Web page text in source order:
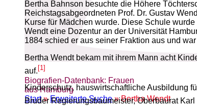
Biografien-Datenbank: Frauen
aus Hamburg
Start» Erweiterte Suche» Bertha Wendt
Bertha Bahnson besuchte die Höhere
Reichstagsabgeordneten Prof. Dr. Gustav
Kurse für Mädchen wurde. Diese Schule
Wendt eine Dozentur an der Universität
1884 schied er aus seiner Fraktion aus und
Bertha Wendt bekam mit ihrem Mann acht
auf. [1]
Kinderschutz, hauswirtschaftliche Ausbildung
Bruder Regierungsbaumeister, Oberbaurat